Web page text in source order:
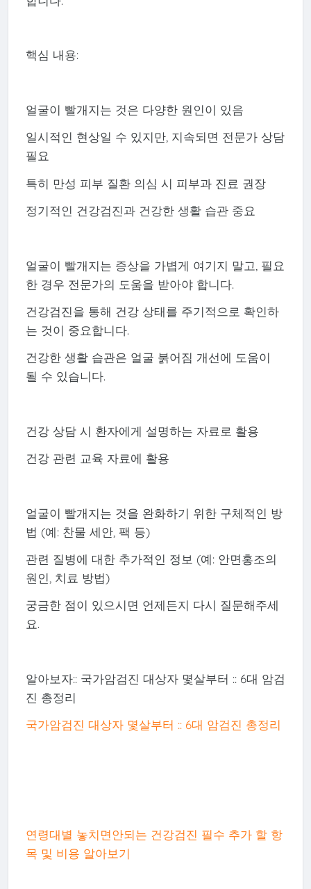
핵심 내용:
얼굴이 빨개지는 것은 다양한 원인이 있음
일시적인 현상일 수 있지만, 지속되면 전문가 상담
필요
특히 만성 피부 질환 의심 시 피부과 진료 권장
정기적인 건강검진과 건강한 생활 습관 중요
얼굴이 빨개지는 증상을 가볍게 여기지 말고, 필요
한 경우 전문가의 도움을 받아야 합니다.
건강검진을 통해 건강 상태를 주기적으로 확인하
는 것이 중요합니다.
건강한 생활 습관은 얼굴 붉어짐 개선에 도움이
될 수 있습니다.
건강 상담 시 환자에게 설명하는 자료로 활용
건강 관련 교육 자료에 활용
얼굴이 빨개지는 것을 완화하기 위한 구체적인 방
법 (예: 찬물 세안, 팩 등)
관련 질병에 대한 추가적인 정보 (예: 안면홍조의
원인, 치료 방법)
궁금한 점이 있으시면 언제든지 다시 질문해주세
요.
알아보자:: 국가암검진 대상자 몇살부터 :: 6대 암검
진 총정리
국가암검진 대상자 몇살부터 :: 6대 암검진 총정리
연령대별 놓치면안되는 건강검진 필수 추가 할 항
목 및 비용 알아보기